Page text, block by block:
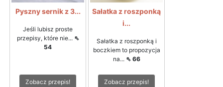
Pyszny sernik z 3...
Jeśli lubisz proste
przepisy, które nie... ⇖
54
Zobacz przepis!
Sałatka z roszponką
i...
Sałatka z roszponką i
boczkiem to propozycja
na... ⇖ 66
Zobacz przepis!